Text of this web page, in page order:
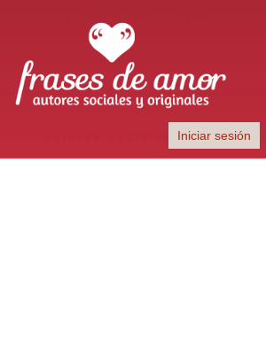
Autores sociales y originales
Iniciar sesión